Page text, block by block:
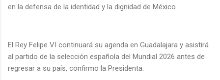
en la defensa de la identidad y la dignidad de México.
El Rey Felipe VI continuará su agenda en Guadalajara y asistirá
al partido de la selección española del Mundial 2026 antes de
regresar a su país, confirmo la Presidenta.